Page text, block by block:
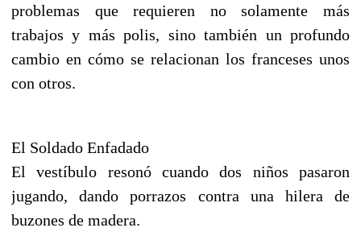
problemas que requieren no solamente más
trabajos y más polis, sino también un profundo
cambio en cómo se relacionan los franceses unos
con otros.
El Soldado Enfadado
El vestíbulo resonó cuando dos niños pasaron
jugando, dando porrazos contra una hilera de
buzones de madera.